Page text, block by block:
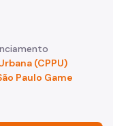
(CPPU)
Paulo Game